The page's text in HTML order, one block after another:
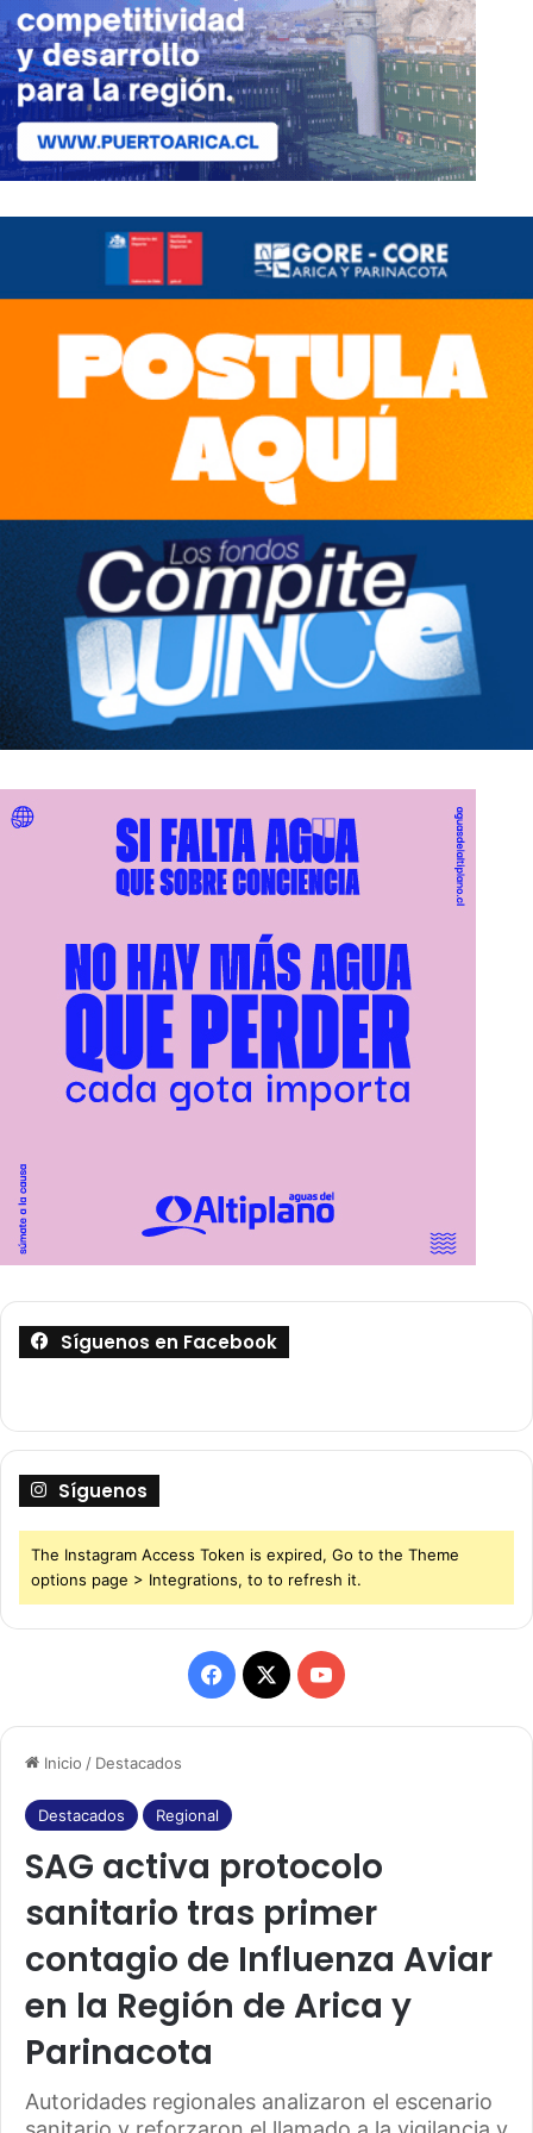
Inicio / Destacados
Destacados Regional
SAG activa protocolo
sanitario tras primer
contagio de Influenza Aviar
en la Región de Arica y
Parinacota
Autoridades regionales analizaron el escenario
Síguenos en Facebook
Síguenos
The Instagram Access Token is expired, Go to the Theme
options page > Integrations, to to refresh it.
F
a
e
b
o
o
k
X
Y
o
u
b
e